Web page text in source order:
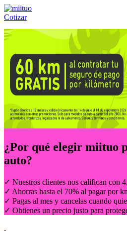
Cotizar
Llámanos al:(55) 84-21-05-00 ó
¿Por qué elegir miituo
auto?
✓ Nuestros clientes nos califican con
✓ Ahorras hasta el 70% al pagar por
✓ Pagas al mes y cancelas cuando
✓ Obtienes un precio justo para